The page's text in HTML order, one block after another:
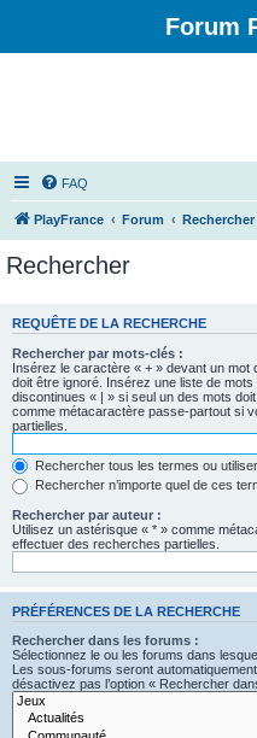
Forum
FAQ
PlayFrance Forum Rechercher
Rechercher
REQUÊTE DE LA RECHERCHE
Rechercher par mots-clés :
Insérez le caractère « + » devant un mot
doit être ignoré. Insérez une liste de
discontinues « | » si seul un des mots
comme métacaractère passe-partout si
partielles.
Rechercher tous les termes ou
Rechercher n’importe quel de ces
Rechercher par auteur :
Utilisez un astérisque « * » comme
effectuer des recherches partielles.
PRÉFÉRENCES DE LA RECHERCHE
Rechercher dans les forums :
Sélectionnez le ou les forums dans
Les sous-forums seront
désactivez pas l’option « Rechercher